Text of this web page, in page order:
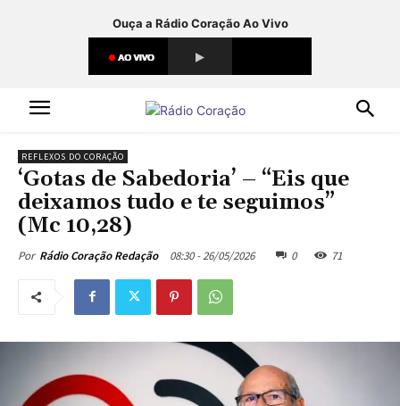
Ouça a Rádio Coração Ao Vivo
REFLEXOS DO CORAÇÃO
‘Gotas de Sabedoria’ – “Eis que
deixamos tudo e te seguimos”
(Mc 10,28)
Por Rádio Coração Redação 08:30 - 26/05/2026 0 71